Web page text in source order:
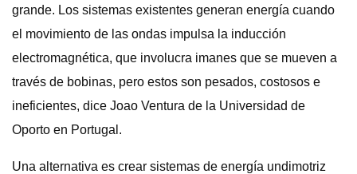
grande. Los sistemas existentes generan energía cuando
el movimiento de las ondas impulsa la inducción
electromagnética, que involucra imanes que se mueven a
través de bobinas, pero estos son pesados, costosos e
ineficientes, dice Joao Ventura de la Universidad de
Oporto en Portugal.
Una alternativa es crear sistemas de energía undimotriz